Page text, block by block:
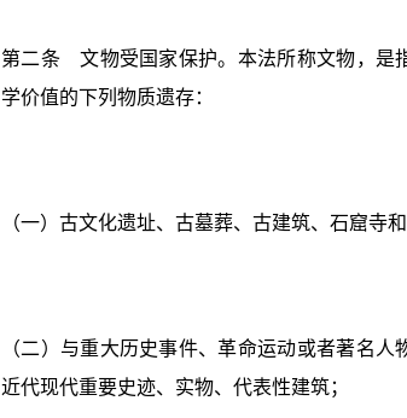
第二条 文物受国家保护。本法所称文物，是
学价值的下列物质遗存：
（一）古文化遗址、古墓葬、古建筑、石窟寺
（二）与重大历史事件、革命运动或者著名
近代现代重要史迹、实物、代表性建筑；